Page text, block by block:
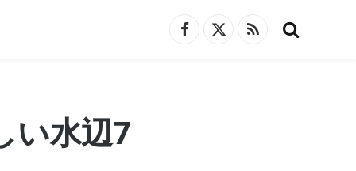
Facebook
X
RSS
い水辺7